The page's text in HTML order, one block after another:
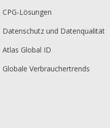
CPG-Lösungen
Datenschutz und Datenqualität
Atlas Global ID
Globale Verbrauchertrends